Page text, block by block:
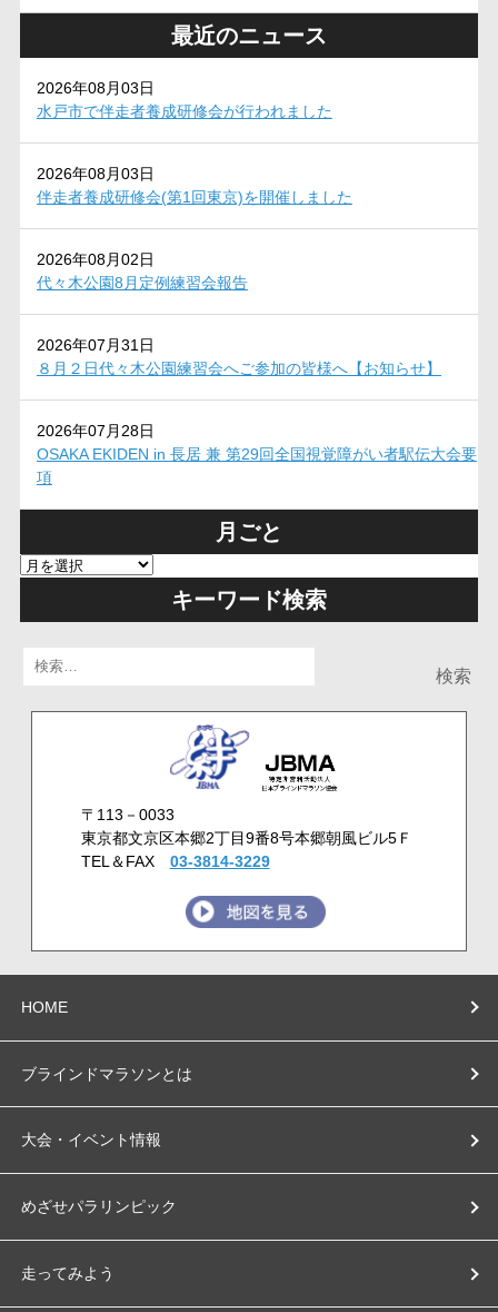
最近のニュース
2026年08月03日
水戸市で伴走者養成研修会が行われました
2026年08月03日
伴走者養成研修会(第1回東京)を開催しました
2026年08月02日
代々木公園8月定例練習会報告
2026年07月31日
８月２日代々木公園練習会へご参加の皆様へ【お知らせ】
2026年07月28日
OSAKA EKIDEN in 長居 兼 第29回全国視覚障がい者駅伝大会要
項
月ごと
キーワード検索
〒113－0033
東京都文京区本郷2丁目9番8号本郷朝風ビル5Ｆ
TEL＆FAX 03-3814-3229
HOME
ブラインドマラソンとは
大会・イベント情報
めざせパラリンピック
走ってみよう